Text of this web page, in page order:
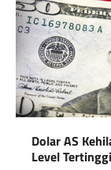
Dolar AS
Level